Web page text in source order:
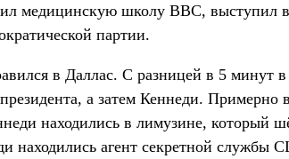
медицинскую школу ВВС, выступил
партии.
в Даллас. С разницей в 5 минут
а затем Кеннеди. Примерно
находились в лимузине, который
находились агент секретной службы